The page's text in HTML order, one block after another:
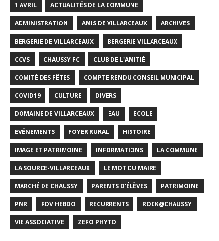
1 AVRIL ACTUALITÉS DE LA COMMUNE
ADMINISTRATION AMIS DE VILLARCEAUX ARCHIVES
BERGERIE DE VILLARCEAUX BERGERIE VILLARCEAUX
CCVS CHAUSSY FC CLUB DE L'AMITIÉ
COMITÉ DES FÊTES COMPTE RENDU CONSEIL MUNICIPAL
COVID19 CULTURE DIVERS
DOMAINE DE VILLARCEAUX EAU ECOLE
EVÉNEMENTS FOYER RURAL HISTOIRE
IMAGE ET PATRIMOINE INFORMATIONS LA COMMUNE
LA SOURCE-VILLARCEAUX LE MOT DU MAIRE
MARCHÉ DE CHAUSSY PARENTS D'ÉLÈVES PATRIMOINE
PNR RDV HEBDO RECURRENTS ROCK@CHAUSSY
VIE ASSOCIATIVE ZÉRO PHYTO